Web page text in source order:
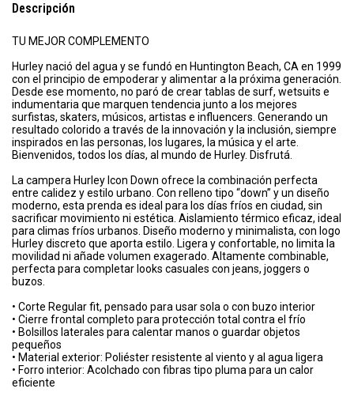
Descripción
TU MEJOR COMPLEMENTO
Hurley nació del agua y se fundó en Huntington Beach, CA en 1999
con el principio de empoderar y alimentar a la próxima generación.
Desde ese momento, no paró de crear tablas de surf, wetsuits e
indumentaria que marquen tendencia junto a los mejores
surfistas, skaters, músicos, artistas e influencers. Generando un
resultado colorido a través de la innovación y la inclusión, siempre
inspirados en las personas, los lugares, la música y el arte.
Bienvenidos, todos los días, al mundo de Hurley. Disfrutá.
La campera Hurley Icon Down ofrece la combinación perfecta
entre calidez y estilo urbano. Con relleno tipo “down” y un diseño
moderno, esta prenda es ideal para los días fríos en ciudad, sin
sacrificar movimiento ni estética. Aislamiento térmico eficaz, ideal
para climas fríos urbanos. Diseño moderno y minimalista, con logo
Hurley discreto que aporta estilo. Ligera y confortable, no limita la
movilidad ni añade volumen exagerado. Altamente combinable,
perfecta para completar looks casuales con jeans, joggers o
buzos.
• Corte Regular fit, pensado para usar sola o con buzo interior
• Cierre frontal completo para protección total contra el frío
• Bolsillos laterales para calentar manos o guardar objetos
pequeños
• Material exterior: Poliéster resistente al viento y al agua ligera
• Forro interior: Acolchado con fibras tipo pluma para un calor
eficiente